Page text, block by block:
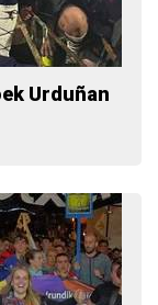
Urduñan